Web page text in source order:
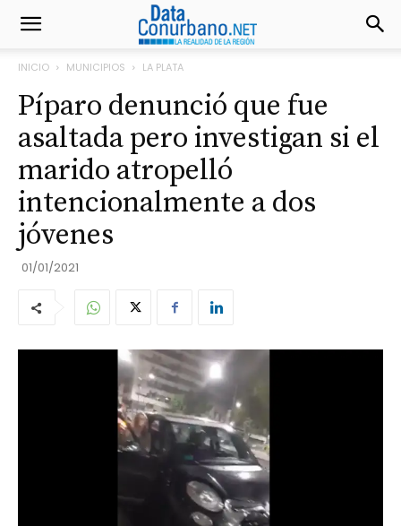
INICIO MUNICIPIOS LA PLATA
Píparo denunció que fue
asaltada pero investigan si el
marido atropelló
intencionalmente a dos
jóvenes
01/01/2021